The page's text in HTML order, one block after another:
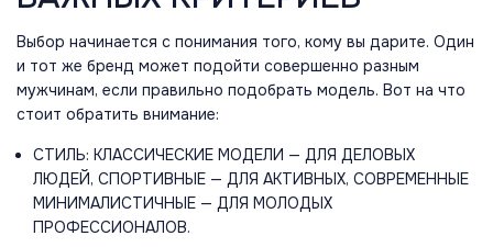
Выбор начинается с понимания того, кому вы дарите. Один
и тот же бренд может подойти совершенно разным
мужчинам, если правильно подобрать модель. Вот на что
стоит обратить внимание:
СТИЛЬ: КЛАССИЧЕСКИЕ МОДЕЛИ — ДЛЯ ДЕЛОВЫХ
ЛЮДЕЙ, СПОРТИВНЫЕ — ДЛЯ АКТИВНЫХ, СОВРЕМЕННЫЕ
МИНИМАЛИСТИЧНЫЕ — ДЛЯ МОЛОДЫХ
ПРОФЕССИОНАЛОВ.